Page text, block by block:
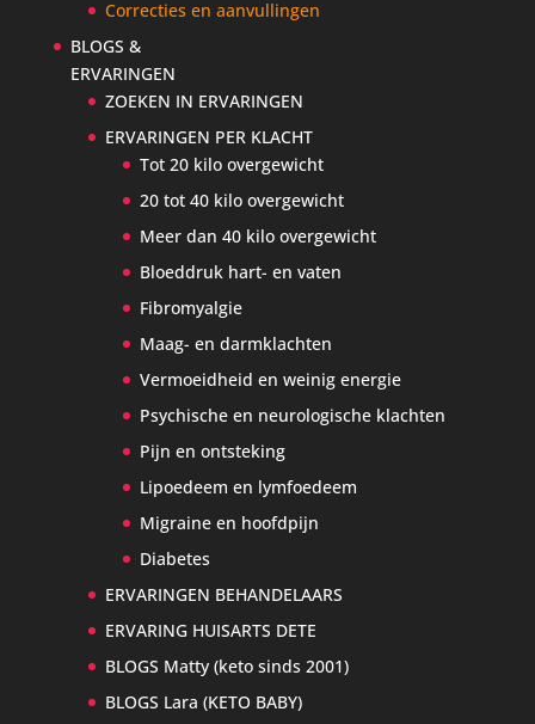
Correcties en aanvullingen
BLOGS &
ERVARINGEN
ZOEKEN IN ERVARINGEN
ERVARINGEN PER KLACHT
Tot 20 kilo overgewicht
20 tot 40 kilo overgewicht
Meer dan 40 kilo overgewicht
Bloeddruk hart- en vaten
Fibromyalgie
Maag- en darmklachten
Vermoeidheid en weinig energie
Psychische en neurologische klachten
Pijn en ontsteking
Lipoedeem en lymfoedeem
Migraine en hoofdpijn
Diabetes
ERVARINGEN BEHANDELAARS
ERVARING HUISARTS DETE
BLOGS Matty (keto sinds 2001)
BLOGS Lara (KETO BABY)